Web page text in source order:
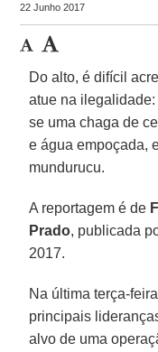
22 Junho 2017
Do alto, é difícil
atue na
se uma chaga de
e água empoçada,
mundurucu.
A reportagem é de
Prado, publicada
2017.
Na última terça-
principais
alvo de uma